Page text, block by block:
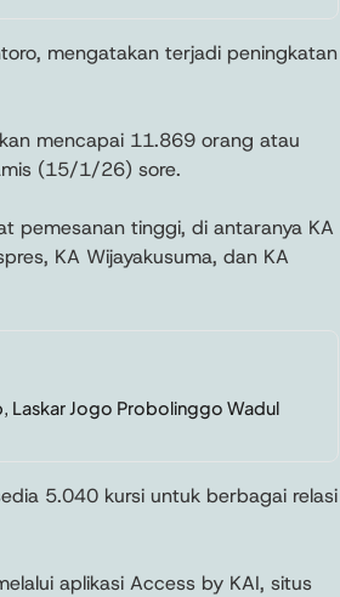
mengatakan terjadi peningkatan
mencapai 11.869 orang atau
(15/1/26) sore.
pemesanan tinggi, di antaranya KA
KA Wijayakusuma, dan KA
Laskar Jogo Probolinggo Wadul
5.040 kursi untuk berbagai relasi
aplikasi Access by KAI, situs